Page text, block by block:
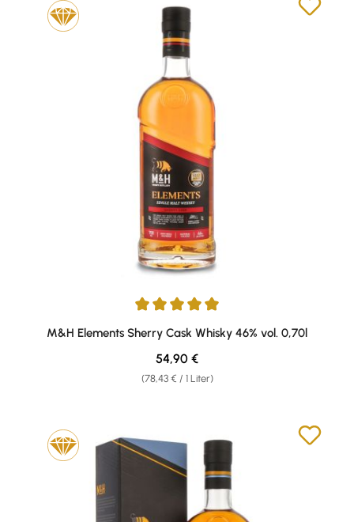
Durchschnittliche Bewertung von 5 von 5 Sternen
M&H Elements Sherry Cask Whisky 46% vol. 0,70l
(78,43 € / 1 Liter)
Regulärer Preis:
54,90 €